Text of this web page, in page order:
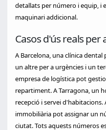
detallats per número i equip, i
maquinari addicional.
Casos d'ús reals
A Barcelona, una clínica
un altre per a urgències i un
empresa de logística pot
repartiment. A Tarragona, un
recepció i servei d'habitacions.
immobiliària pot assignar un
ciutat. Tots aquests números